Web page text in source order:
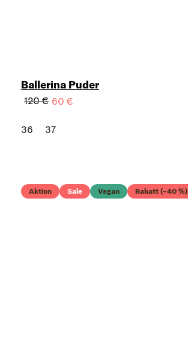
Ballerina Puder
120 € 60 €
36 37
Aktion Sale Vegan Rabatt (–40 %)